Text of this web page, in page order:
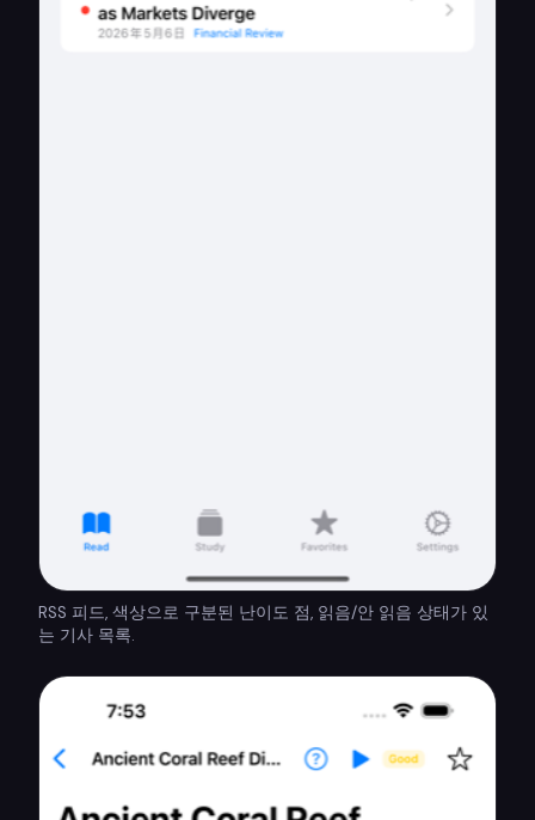
RSS 피드, 색상으로 구분된 난이도 점, 읽음/안 읽음 상태가 있
는 기사 목록.